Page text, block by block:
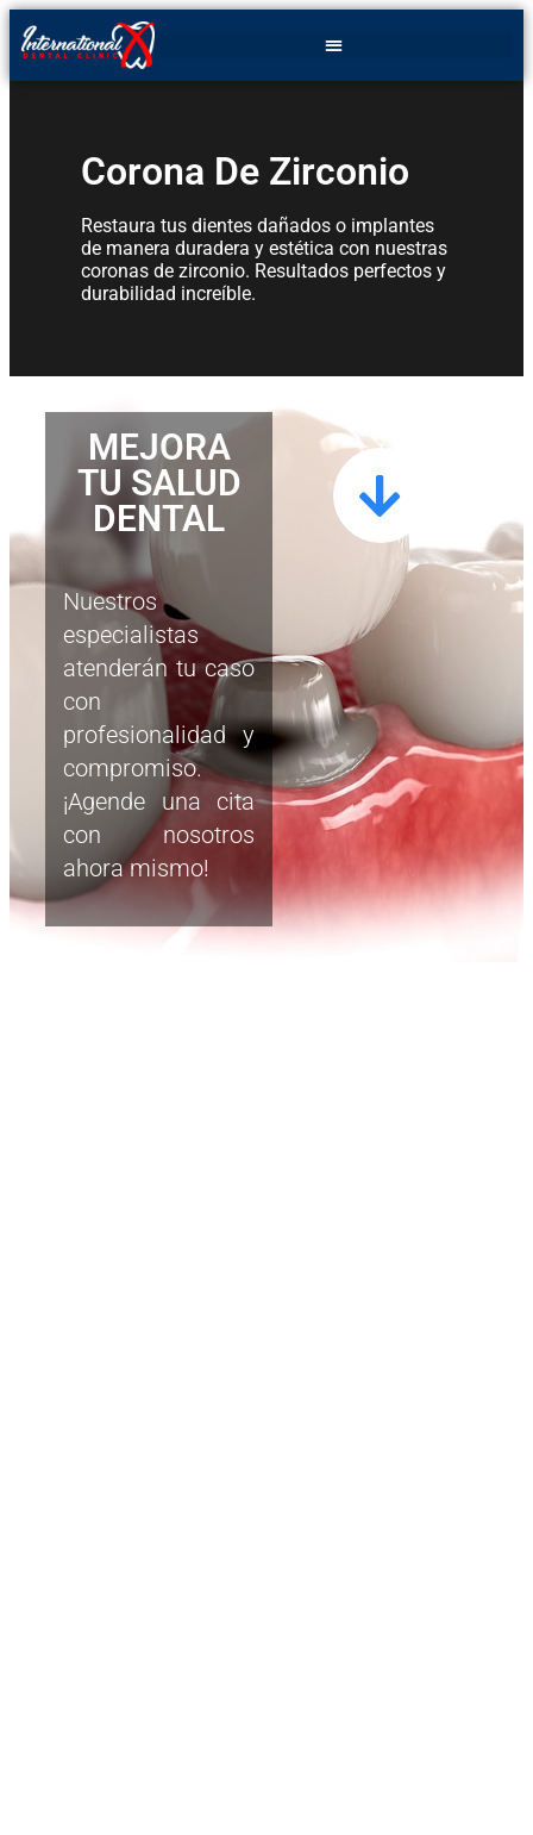
Corona De Zirconio
Restaura tus dientes dañados o implantes
de manera duradera y estética con nuestras
coronas de zirconio. Resultados perfectos y
durabilidad increíble.
MEJORA
TU SALUD
DENTAL
Nuestros
especialistas
atenderán tu caso
con
profesionalidad y
compromiso.
¡Agende una cita
con nosotros
ahora mismo!